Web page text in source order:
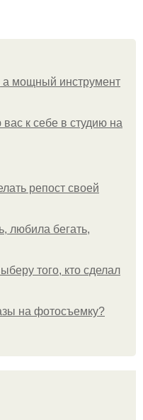
а мощный инструмент
к себе в студию на
репост своей
любила бегать,
того, кто сделал
на фотосъемку?